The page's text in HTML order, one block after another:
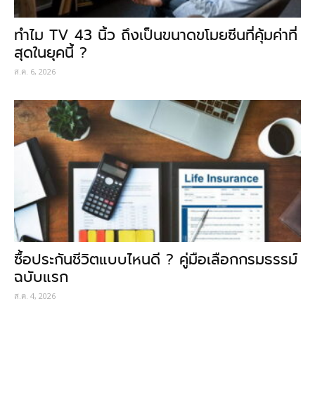
ทำไม TV 43 นิ้ว ถึงเป็นขนาดขโมยซีนที่คุ้มค่าที่
สุดในยุคนี้ ?
ส.ค. 6, 2026
ซื้อประกันชีวิตแบบไหนดี ? คู่มือเลือกกรมธรรม์
ฉบับแรก
ส.ค. 4, 2026